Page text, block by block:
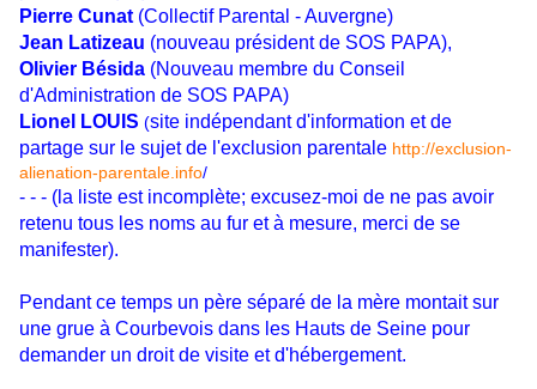
Pierre Cunat (Collectif Parental - Auvergne)
Jean Latizeau (nouveau président de SOS PAPA),
Olivier Bésida (Nouveau membre du Conseil
d'Administration de SOS PAPA)
Lionel LOUIS (site indépendant d'information et de
partage sur le sujet de l'exclusion parentale http://exclusion-
alienation-parentale.info/
- - - (la liste est incomplète; excusez-moi de ne pas avoir
retenu tous les noms au fur et à mesure, merci de se
manifester).
Pendant ce temps un père séparé de la mère montait sur
une grue à Courbevois dans les Hauts de Seine pour
demander un droit de visite et d'hébergement.